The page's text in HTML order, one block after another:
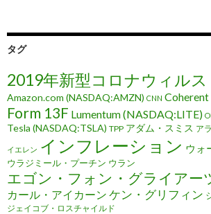
タグ
2019年新型コロナウィルス
Amazon.com (NASDAQ:AMZN) CNN
Form 13F Lumentum (NASDAQ:LITE)
Tesla (NASDAQ:TSLA) TPP アダム・スミス ア
イエレン インフレーション ウォ
ウラジミール・プーチン ウラン
エゴン・フォン・グライアー
カール・アイカーン ケン・グリフィン
ジェイコブ・ロスチャイルド